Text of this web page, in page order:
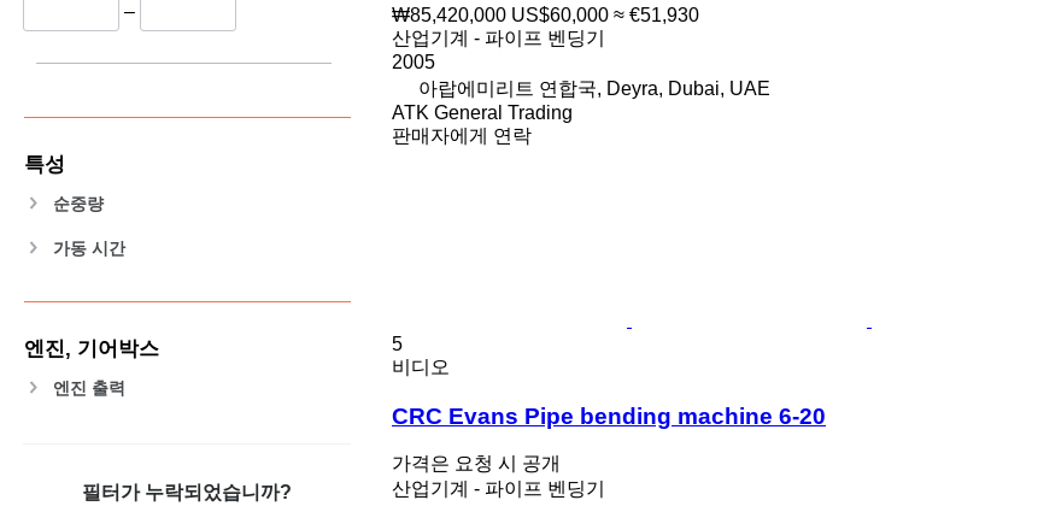
–
특성
순중량
가동 시간
엔진, 기어박스
엔진 출력
필터가 누락되었습니까?
₩85,420,000 US$60,000 ≈ €51,930
산업기계 - 파이프 벤딩기
2005
아랍에미리트 연합국, Deyra, Dubai, UAE
ATK General Trading
판매자에게 연락
5
비디오
CRC Evans Pipe bending machine 6-20
가격은 요청 시 공개
산업기계 - 파이프 벤딩기